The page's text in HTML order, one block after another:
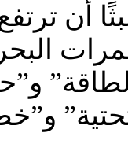
أن